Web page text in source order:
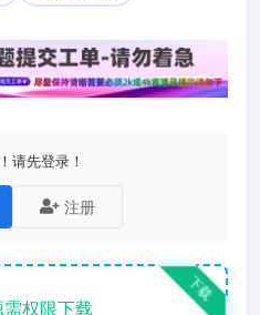
请先登录！
注册
下载
权限下载